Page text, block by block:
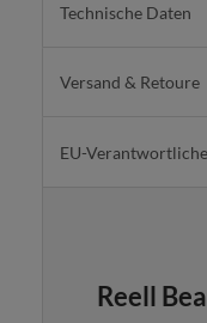
Technische Daten
Versand & Retoure
EU-
Reell